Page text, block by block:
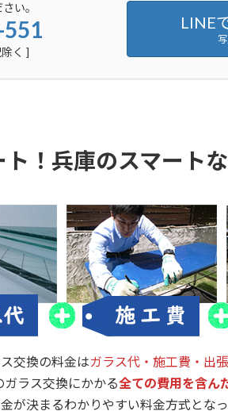
い。
く ]
LINE
！兵庫のスマート
交換の料金はガラス代・施工費・出
ガラス交換にかかる全ての費用を含ん
が決まるわかりやすい料金方式とな